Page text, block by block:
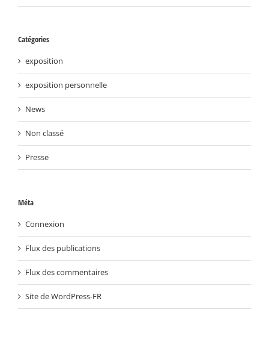
Catégories
exposition
exposition personnelle
News
Non classé
Presse
Méta
Connexion
Flux des publications
Flux des commentaires
Site de WordPress-FR